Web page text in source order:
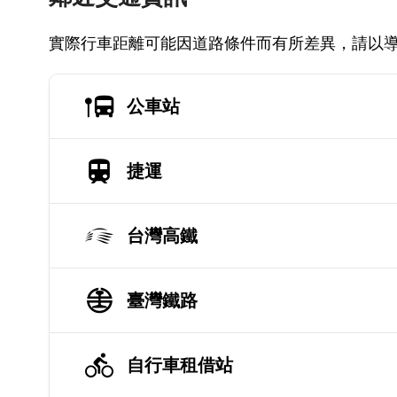
實際行車距離可能因道路條件而有所差異，請以
公車站
捷運
台灣高鐵
臺灣鐵路
自行車租借站